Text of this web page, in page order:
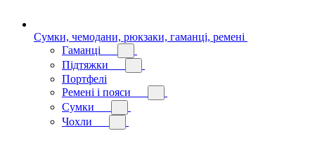
Сумки, чемодани, рюкзаки, гаманці, ремені
Гаманці
Підтяжки
Портфелі
Ремені і пояси
Сумки
Чохли